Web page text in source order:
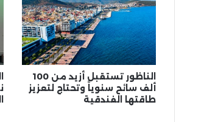
الناظور تستقبل أزيد من 100
ألف سائح سنوياً وتحتاج لتعزيز
طاقتها الفندقية